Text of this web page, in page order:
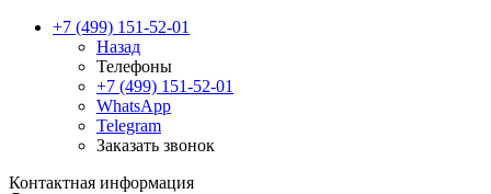
+7 (499) 151-52-01
Назад
Телефоны
+7 (499) 151-52-01
WhatsApp
Telegram
Заказать звонок
Контактная информация